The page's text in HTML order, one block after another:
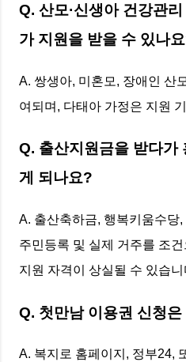
Q. 산모·신생아 건강관
가 지원을 받을 수 있나
A. 쌍생아, 미혼모, 장애인 산
여되며, 다태아 가정은 지원
Q. 출산지원금을 받다가
게 되나요?
A. 출산축하금, 행복키움수당
주민등록 및 실제 거주를 조
지원 자격이 상실될 수 있습니
Q. 첫만남 이용권 신청
A. 복지로 홈페이지, 정부24,